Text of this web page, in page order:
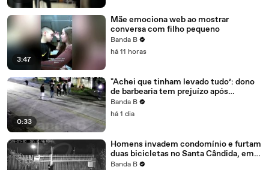
3:47
Mãe emociona web ao mostrar
conversa com filho pequeno
Banda B
há 11 horas
0:33
"Achei que tinham levado tudo’: dono
de barbearia tem prejuízo após
vandalismo durante a madrugada em
Colombo
Banda B
há 1 dia
Homens invadem condomínio e furtam
duas bicicletas no Santa Cândida, em
Curitiba; câmera flagra crime
Banda B